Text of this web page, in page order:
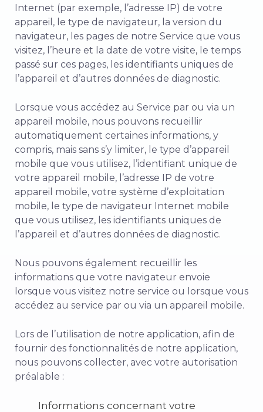
Internet (par exemple, l’adresse IP) de votre
appareil, le type de navigateur, la version du
navigateur, les pages de notre Service que vous
visitez, l’heure et la date de votre visite, le temps
passé sur ces pages, les identifiants uniques de
l’appareil et d’autres données de diagnostic.
Lorsque vous accédez au Service par ou via un
appareil mobile, nous pouvons recueillir
automatiquement certaines informations, y
compris, mais sans s’y limiter, le type d’appareil
mobile que vous utilisez, l’identifiant unique de
votre appareil mobile, l’adresse IP de votre
appareil mobile, votre système d’exploitation
mobile, le type de navigateur Internet mobile
que vous utilisez, les identifiants uniques de
l’appareil et d’autres données de diagnostic.
Nous pouvons également recueillir les
informations que votre navigateur envoie
lorsque vous visitez notre service ou lorsque vous
accédez au service par ou via un appareil mobile.
Lors de l’utilisation de notre application, afin de
fournir des fonctionnalités de notre application,
nous pouvons collecter, avec votre autorisation
préalable :
Informations concernant votre